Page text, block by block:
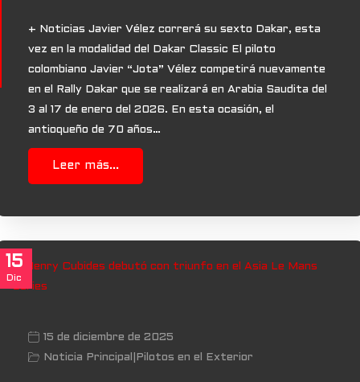
+ Noticias Javier Vélez correrá su sexto Dakar, esta
vez en la modalidad del Dakar Classic El piloto
colombiano Javier “Jota” Vélez competirá nuevamente
en el Rally Dakar que se realizará en Arabia Saudita del
3 al 17 de enero del 2026. En esta ocasión, el
antioqueño de 70 años…
Leer más...
15
Dic
15 de diciembre de 2025
Noticia Principal
Pilotos en el Exterior